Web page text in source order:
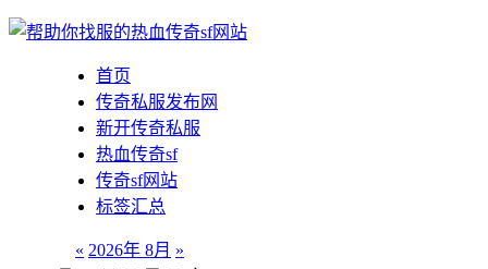
首页
传奇私服发布网
新开传奇私服
热血传奇sf
传奇sf网站
标签汇总
« 2026年 8月 »